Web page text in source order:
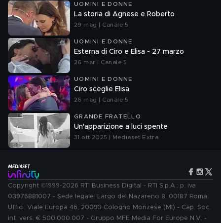
UOMINI E DONNE
La storia di Agnese e Roberto
29 mag | Canale 5
UOMINI E DONNE
Esterna di Ciro e Elisa - 27 marzo
26 mar | Canale 5
UOMINI E DONNE
Ciro sceglie Elisa
26 mag | Canale 5
GRANDE FRATELLO
Un'apparizione a luci spente
31 ott 2025 | Mediaset Extra
Copyright ©1999-2026 RTI Business Digital - RTI S.p.A.: p. iva
03976881007 - Sede legale: Largo del Nazareno 8, 00187 Roma.
Uffici: Viale Europa 46, 20093 Cologno Monzese (MI) - Cap. Soc.
int. vers. € 500.000.007 - Gruppo MFE Media For Europe N.V. -